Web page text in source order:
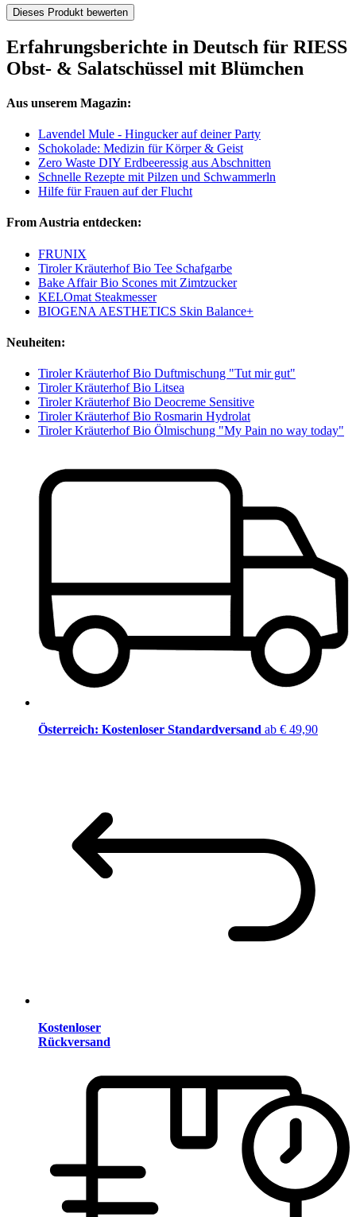
Dieses Produkt bewerten
Erfahrungsberichte in Deutsch für RIESS
Obst- & Salatschüssel mit Blümchen
Aus unserem Magazin:
Lavendel Mule - Hingucker auf deiner Party
Schokolade: Medizin für Körper & Geist
Zero Waste DIY Erdbeeressig aus Abschnitten
Schnelle Rezepte mit Pilzen und Schwammerln
Hilfe für Frauen auf der Flucht
From Austria entdecken:
FRUNIX
Tiroler Kräuterhof Bio Tee Schafgarbe
Bake Affair Bio Scones mit Zimtzucker
KELOmat Steakmesser
BIOGENA AESTHETICS Skin Balance+
Neuheiten:
Tiroler Kräuterhof Bio Duftmischung "Tut mir gut"
Tiroler Kräuterhof Bio Litsea
Tiroler Kräuterhof Bio Deocreme Sensitive
Tiroler Kräuterhof Bio Rosmarin Hydrolat
Tiroler Kräuterhof Bio Ölmischung "My Pain no way today"
Österreich: Kostenloser Standardversand ab € 49,90
Kostenloser
Rückversand